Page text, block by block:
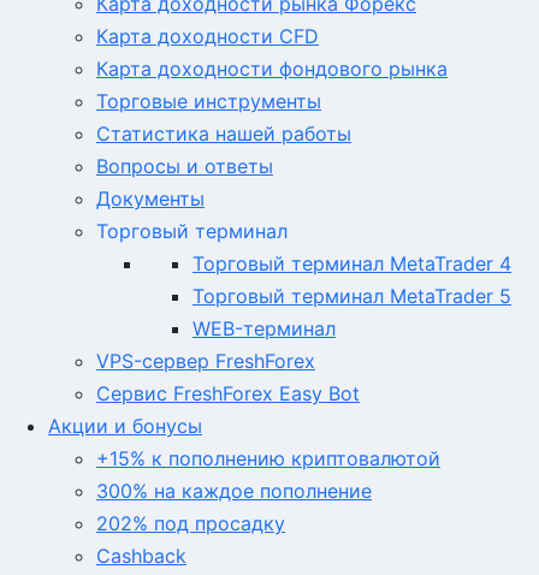
Карта доходности CFD
Карта доходности фондового рынка
Торговые инструменты
Статистика нашей работы
Вопросы и ответы
Документы
Торговый терминал
Торговый терминал MetaTrader 4
Торговый терминал MetaTrader 5
WEB-терминал
VPS-сервер FreshForex
Сервис FreshForex Easy Bot
Акции и бонусы
+15% к пополнению криптовалютой
300% на каждое пополнение
202% под просадку
Cashback